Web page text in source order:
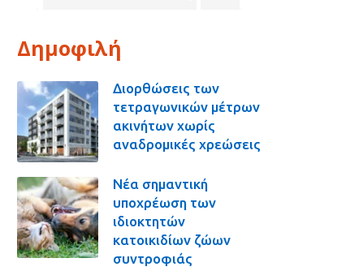
Δημοφιλή
Διορθώσεις των
τετραγωνικών μέτρων
ακινήτων χωρίς
αναδρομικές χρεώσεις
Νέα σημαντική
υποχρέωση των
ιδιοκτητών
κατοικιδίων ζώων
συντροφιάς